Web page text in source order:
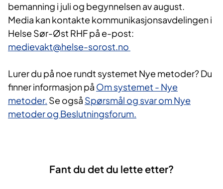
bemanning i juli og begynnelsen av august.
Media kan kontakte kommunikasjonsavdelingen i
Helse Sør-Øst RHF på e-post:
medievakt@helse-sorost.no
Lurer du på noe rundt systemet Nye metoder? Du
finner informasjon på Om systemet - Nye
metoder. Se også Spørsmål og svar om Nye
metoder og Beslutningsforum.
Fant du det du lette etter?